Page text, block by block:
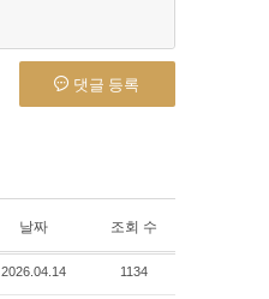
댓글 등록
날짜 조회 수
2026.04.14 1134